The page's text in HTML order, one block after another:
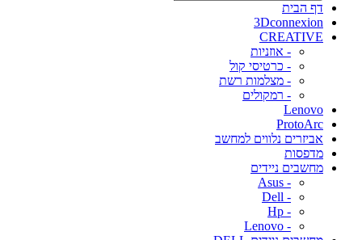
דף הבית
3Dconnexion
CREATIVE
- אוזניות
- כרטיסי קול
- מצלמות רשת
- רמקולים
Lenovo
ProtoArc
אביזרים נלווים למחשב
מדפסות
מחשבים ניידים
- Asus
- Dell
- Hp
- Lenovo